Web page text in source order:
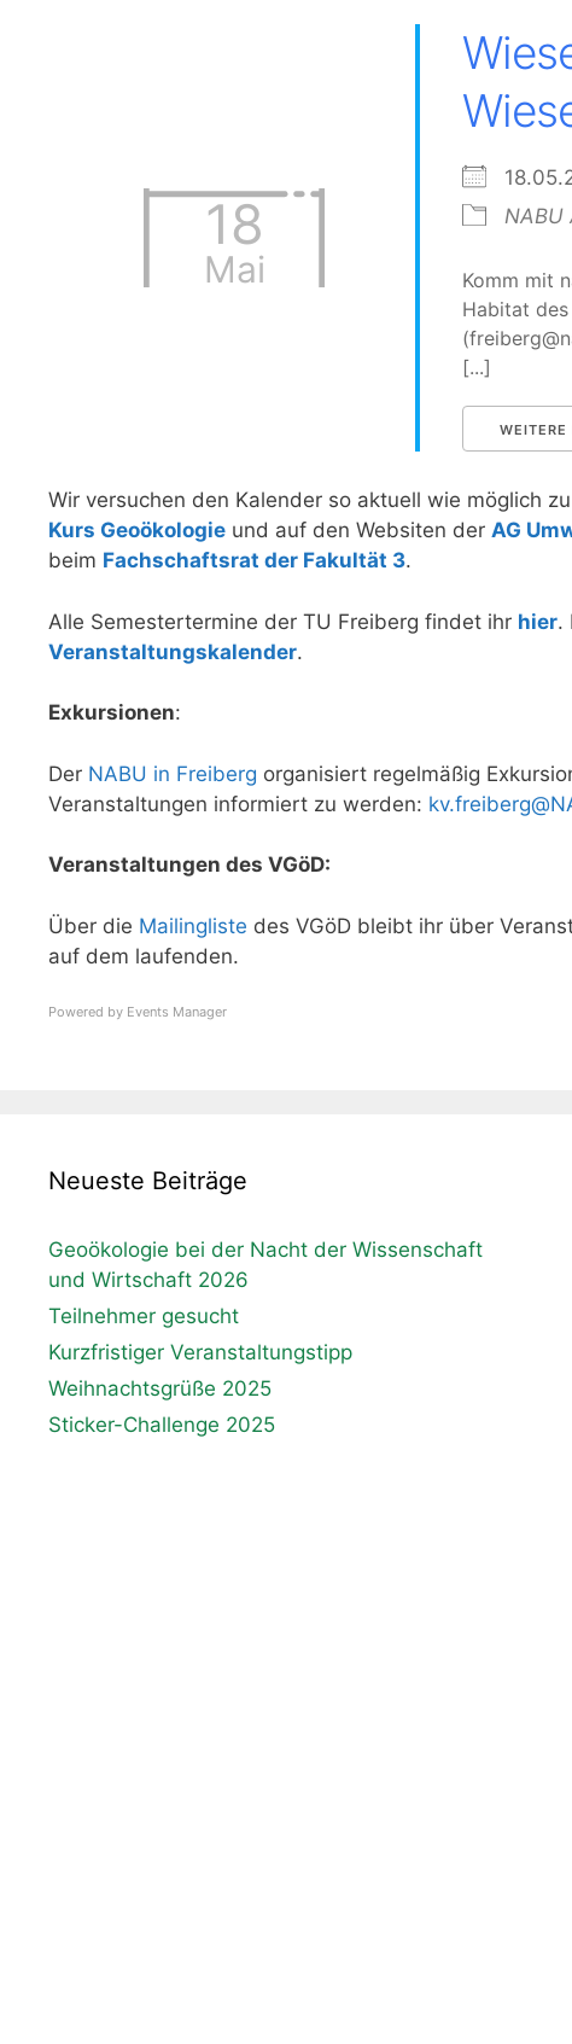
18
Mai
NABU
Komm mit
Habitat
(
[...]
WEITERE
Wir versuchen den Kalender so aktuell wie möglich
Kurs Geoökologie und auf den Websiten der AG
beim Fachschaftsrat der Fakultät 3.
Alle Semestertermine der TU Freiberg findet ihr hier.
Veranstaltungskalender.
Exkursionen:
Der NABU in Freiberg organisiert regelmäßig
Veranstaltungen informiert zu werden:
Veranstaltungen des VGöD:
Über die Mailingliste des VGöD bleibt ihr über
auf dem laufenden.
Powered by Events Manager
Neueste Beiträge
Geoökologie bei der Nacht der Wissenschaft
und Wirtschaft 2026
Teilnehmer gesucht
Kurzfristiger Veranstaltungstipp
Weihnachtsgrüße 2025
Sticker-Challenge 2025